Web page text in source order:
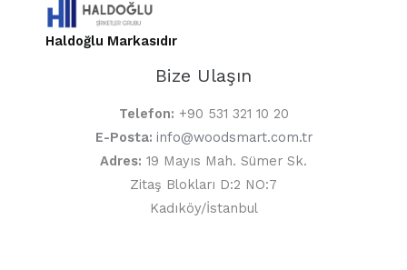
Haldoğlu Markasıdır
Bize Ulaşın
Telefon: +90 531 321 10 20
E-Posta: info@woodsmart.com.tr
Adres: 19 Mayıs Mah. Sümer Sk.
Zitaş Blokları D:2 NO:7
Kadıköy/İstanbul